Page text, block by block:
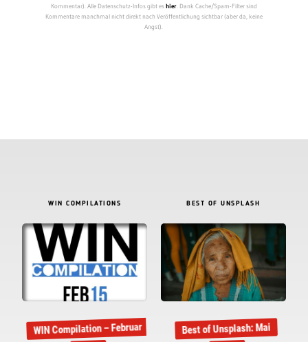
Kommentar). Alle Datenschutz-Infos gibt eshier. Dank Cache/Spam-Filter sind
Kommentare manchmal nicht direkt nach Veröffentlichung sichtbar (aber da, keine
Angst).
WIN COMPILATIONS
WIN Compilation – Februar
BEST OF UNSPLASH
Best of Unsplash: Mai